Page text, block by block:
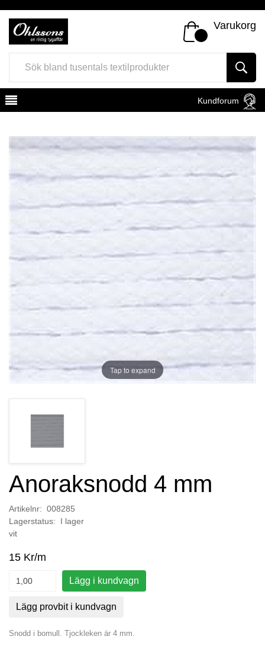
Varukorg
Kundforum
Tap to expand
Anoraksnodd 4 mm
Artikelnr: 008285
Lagerstatus: I lager
vit
15 Kr/m
Lägg i kundvagn
Lägg provbit i kundvagn
Snodd i bomull. Tjockleken är 4 mm.